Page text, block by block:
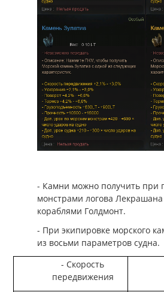
- Камни можно получить при
монстрами логова
кораблями Голдмонт.
- При экипировке морского
из восьми параметров судна.
- Скорость
передвижения